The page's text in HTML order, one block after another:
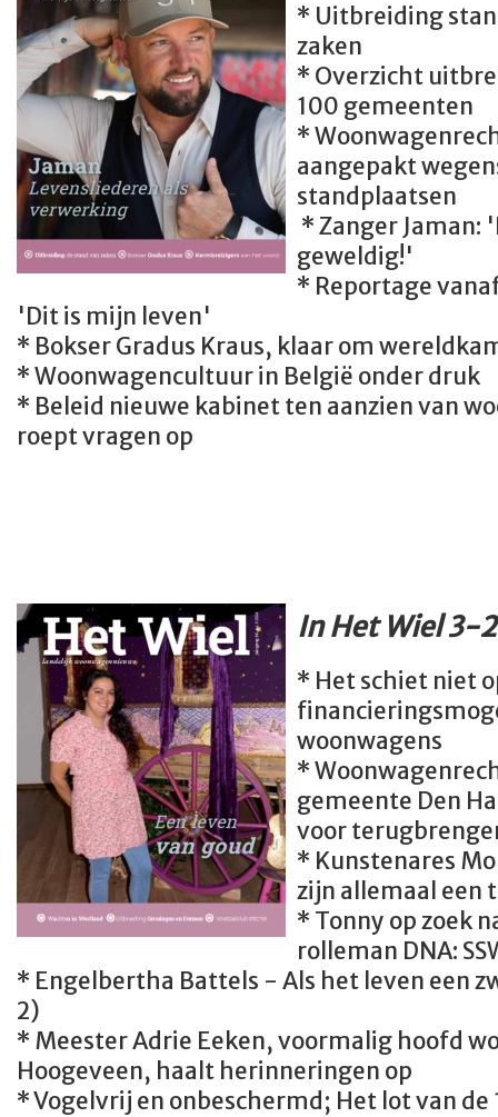
* Uitbreiding
zaken
* Overzicht
100 gemeenten
*
aangepakt
standplaatsen
* Zanger Jaman:
geweldig!'
* Reportage
'Dit is mijn leven'
* Bokser Gradus Kraus, klaar om
* Woonwagencultuur in België onder druk
* Beleid nieuwe kabinet ten aanzien van
roept vragen op
In Het Wiel 3-
* Het schiet niet
woonwagens
*
gemeente Den
voor
* Kunstenares
zijn allemaal een
* Tonny op zoek
rolleman DNA:
* Engelbertha Battels - Als het leven een
2)
* Meester Adrie Eeken, voormalig hoofd
Hoogeveen, haalt herinneringen op
* Vogelvrij en onbeschermd; Het lot van